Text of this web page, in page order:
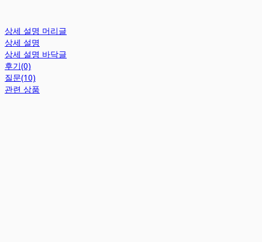
상세 설명 머리글
상세 설명
상세 설명 바닥글
후기(0)
질문(10)
관련 상품